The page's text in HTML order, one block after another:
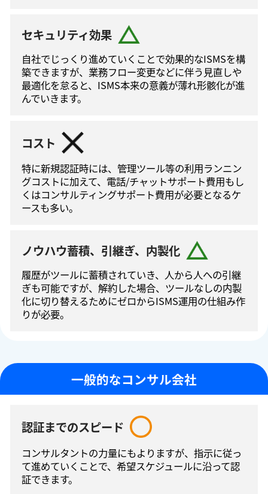
セキュリティ効果
自社でじっくり進めていくことで効果的なISMSを構
築できますが、業務フロー変更などに伴う⾒直しや
最適化を怠ると、ISMS本来の意義が薄れ形骸化が進
んでいきます。
コスト
特に新規認証時には、管理ツール等の利⽤ランニン
グコストに加えて、電話/チャットサポート費⽤もし
くはコンサルティングサポート費⽤が必要となるケ
ースも多い。
ノウハウ蓄積、引継ぎ、内製化
履歴がツールに蓄積されていき、人から人への引継
ぎも可能ですが、解約した場合、ツールなしの内製
化に切り替えるためにゼロからISMS運⽤の仕組み作
りが必要。
一般的なコンサル会社
認証までのスピード
コンサルタントの⼒量にもよりますが、指⽰に従っ
て進めていくことで、希望スケジュールに沿って認
証できます。